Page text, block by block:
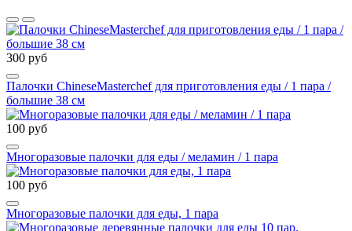
300 руб
Палочки ChineseMasterchef для приготовления еды / 1 пара /
большие 38 см
100 руб
Многоразовые палочки для еды / меламин / 1 пара
100 руб
Многоразовые палочки для еды, 1 пара